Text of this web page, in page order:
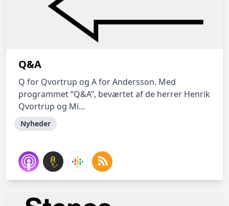
Q&A
Q for Qvortrup og A for Andersson. Med
programmet “Q&A”, beværtet af de herrer Henrik
Qvortrup og Mi...
Nyheder